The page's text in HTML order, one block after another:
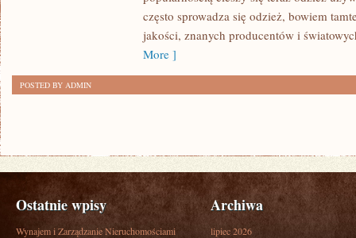
TWÓRCZE
często sprowadza się odzież, bowiem
jakości, znanych producentów i
More ]
POSTED BY ADMIN
Ostatnie wpisy
Wynajem i Zarządzanie Nieruchomościami
Archiwa
lipiec 2026